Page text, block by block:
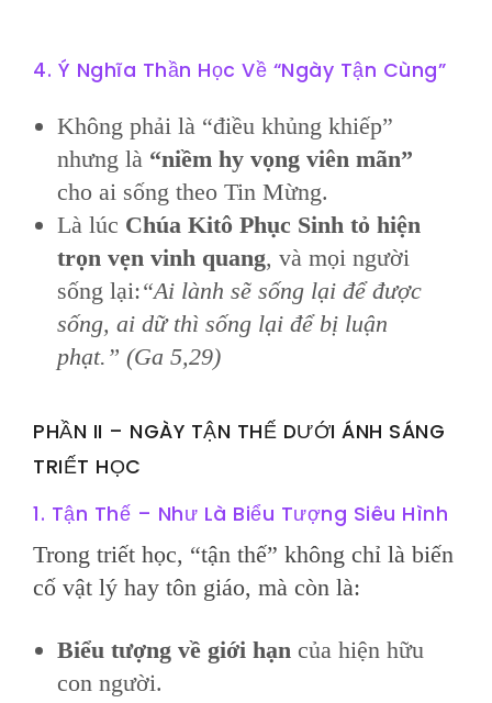
4. Ý Nghĩa Thần Học Về “Ngày Tận Cùng”
Không phải là “điều khủng khiếp”
nhưng là “niềm hy vọng viên mãn”
cho ai sống theo Tin Mừng.
Là lúc Chúa Kitô Phục Sinh tỏ hiện
trọn vẹn vinh quang, và mọi người
sống lại:“Ai lành sẽ sống lại để được
sống, ai dữ thì sống lại để bị luận
phạt.” (Ga 5,29)
PHẦN II – NGÀY TẬN THẾ DƯỚI ÁNH SÁNG
TRIẾT HỌC
1. Tận Thế – Như Là Biểu Tượng Siêu Hình
Trong triết học, “tận thế” không chỉ là biến
cố vật lý hay tôn giáo, mà còn là:
Biểu tượng về giới hạn của hiện hữu
con người.